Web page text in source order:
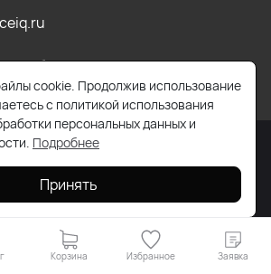
Бабушкина, д. 309
защищены. Работает на ReadyScript
Корзина Избранное Заявка
cookie. Продолжив использование
с политикой использования
персональных данных и
Подробнее
Принять